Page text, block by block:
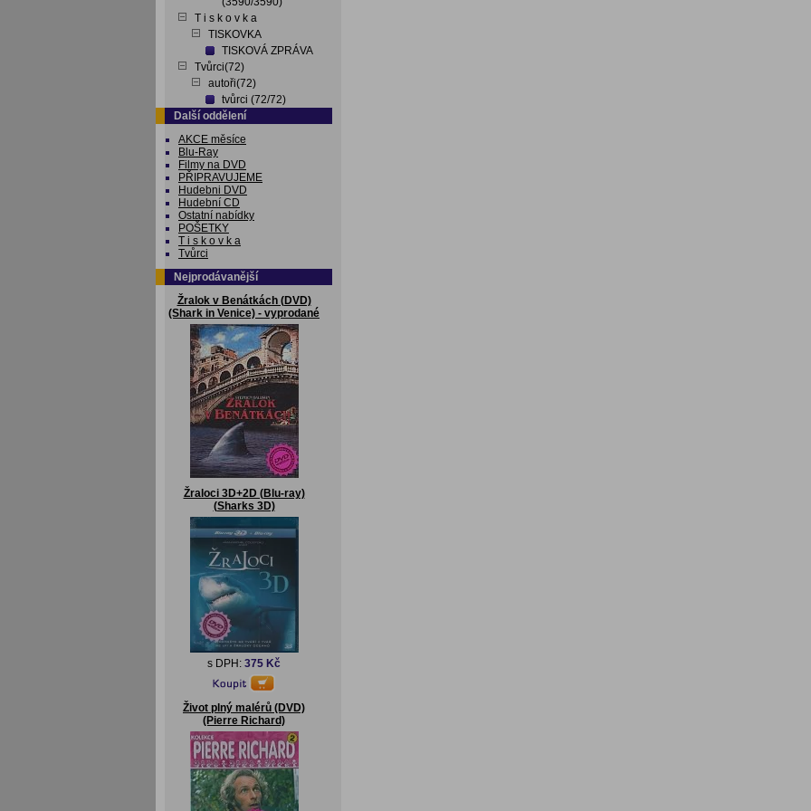
T i s k o v k a
TISKOVKA
TISKOVÁ ZPRÁVA
Tvůrci(72)
autoři(72)
tvůrci (72/72)
Další oddělení
AKCE měsíce
Blu-Ray
Filmy na DVD
PŘIPRAVUJEME
Hudebni DVD
Hudební CD
Ostatní nabídky
POŠETKY
T i s k o v k a
Tvůrci
Nejprodávanější
Žralok v Benátkách (DVD)
(Shark in Venice) - vyprodané
Žraloci 3D+2D (Blu-ray)
(Sharks 3D)
s DPH: 375 Kč
Život plný malérů (DVD)
(Pierre Richard)